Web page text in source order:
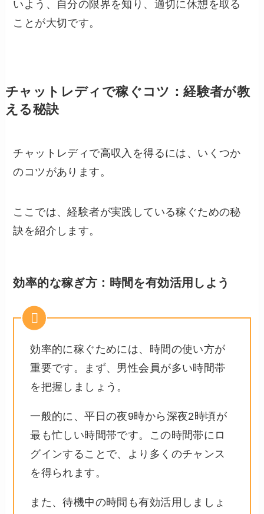
いよう、自分の限界を知り、適切に休憩を取る
ことが大切です。
チャットレディで稼ぐコツ：経験者が教
える秘訣
チャットレディで高収入を得るには、いくつか
のコツがあります。
ここでは、経験者が実践している稼ぐための秘
訣を紹介します。
効率的な稼ぎ方：時間を有効活用しよう
効率的に稼ぐためには、時間の使い方が
重要です。まず、男性会員が多い時間帯
を把握しましょう。
一般的に、平日の夜9時から深夜2時頃が
最も忙しい時間帯です。この時間帯にロ
グインすることで、より多くのチャンス
を得られます。
また、待機中の時間も有効活用しましょ